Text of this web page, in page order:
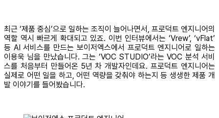
최근 ‘제품 중심’으로 일하는 조직이 늘어나면서, 프로덕트 엔지니어의
역할 역시 빠르게 확대되고 있죠. 이번 인터뷰에서는 ‘Vrew’, ‘vFlat’
등 AI 서비스를 만드는 보이저엑스에서 프로덕트 엔지니어로 일하는
이용욱 님을 만났습니다. 그는 ‘VOC STUDIO’라는 VOC 분석 서비
스를 처음부터 만들어온 5년 차 개발자인데요. 프로덕트 엔지니어는
실제로 어떤 일을 하고, 어떤 역량을 갖춰야 하는지 등 생생한 제품 개
발 이야기를 들어봤습니다.